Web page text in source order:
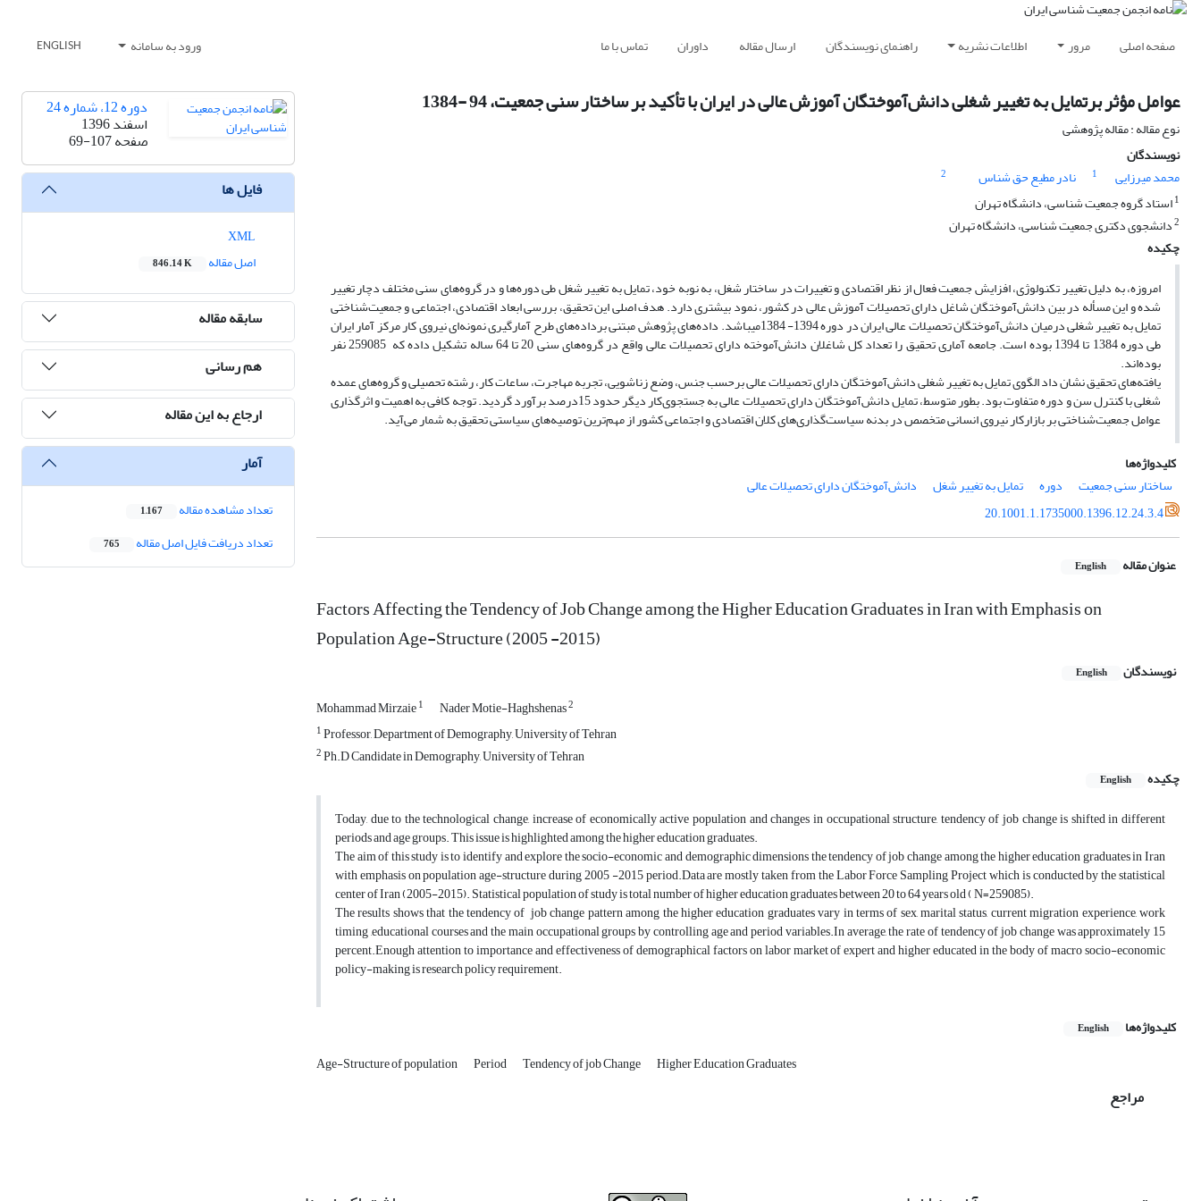
صفحه اصلی مرور اطلاعات نشریه راهنمای نویسندگان ارسال مقاله داوران تماس با ما ورود به سامانه ENGLISH
عوامل مؤثر برتمایل به تغییر شغلی دانش‌آموختگان آموزش عالی در ایران با تأکید بر ساختار سنی جمعیت، 94 -1384
نوع مقاله : مقاله پژوهشی
نویسندگان
محمد میرزایی
1 نادر مطیع حق شناس
2
1استاد گروه جمعیت شناسی، دانشگاه تهران
2دانشجوی دکتری جمعیت شناسی، دانشگاه تهران
چکیده
امروزه، به دلیل تغییر تکنولوژی، افزایش جمعیت فعال از نظر اقتصادی و تغییرات در ساختار شغل، به نوبه خود، تمایل به تغییر شغل طی دوره‌ها و در گروه‌های سنی مختلف دچار تغییر
شده و این مسأله در بین دانش‌آموختگان شاغل دارای تحصیلات آموزش عالی در کشور، نمود بیشتری دارد. هدف اصلی این تحقیق، بررسی ابعاد اقتصادی، اجتماعی و جمعیت‌شناختی
تمایل به تغییر شغلی درمیان دانش‌آموختگان تحصیلات عالی ایران در دوره 1394- 1384می­باشد. داده‌های پژوهش مبتنی برداده‌های طرح آمارگیری نمونه‌ای نیروی‌ کار مرکز آمار ایران
طی دوره 1384 تا 1394 بوده است. جامعه آماری تحقیق را تعداد کل شاغلان دانش‌آموخته دارای تحصیلات عالی واقع در گروه‌های سنی 20 تا 64 ساله تشکیل داده که 259085 نفر
بوده‌اند.
یافته‌های تحقیق نشان داد الگوی تمایل به تغییر شغلی دانش‌آموختگان دارای تحصیلات عالی برحسب جنس، وضع زناشویی، تجربه مهاجرت، ساعات کار، رشته تحصیلی و گروه‌های عمده
شغلی با کنترل سن و دوره متفاوت بود. بطور متوسط، تمایل دانش‌آموختگان دارای تحصیلات عالی به جستجوی‌کار دیگر حدود 15درصد برآورد گردید. توجه کافی به اهمیت و اثرگذاری
عوامل جمعیت‌شناختی بر بازارکار نیروی انسانی متخصص در بدنه سیاست‌گذاری‌های کلان اقتصادی و اجتماعی کشور از مهم‌ترین توصیه‌های سیاستی تحقیق به شمار می‌آید.
کلیدواژه‌ها
ساختار سنی جمعیت
دوره تمایل به تغییر شغل
دانش‌آموختگان دارای تحصیلات عالی
20.1001.1.1735000.1396.12.24.3.4
عنوان مقاله English
Factors Affecting the Tendency of Job Change among the Higher Education Graduates in Iran with Emphasis on
Population Age-Structure (2005 -2015)
نویسندگان English
Mohammad Mirzaie1 Nader Motie-Haghshenas2
1Professor, Department of Demography, University of Tehran
2Ph.D Candidate in Demography, University of Tehran
چکیده
English
Today, due to the technological change, increase of economically active population and changes in occupational structure, tendency of job change is shifted in different
periods and age groups. This issue is highlighted among the higher education graduates.
The aim of this study is to identify and explore the socio-economic and demographic dimensions the tendency of job change among the higher education graduates in Iran
with emphasis on population age-structure during 2005 -2015 period.Data are mostly taken from the Labor Force Sampling Project which is conducted by the statistical
center of Iran (2005-2015). Statistical population of study is total number of higher education graduates between 20 to 64 years old ( N=259085).
The results shows that the tendency of job change pattern among the higher education graduates vary in terms of sex, marital status, current migration experience, work
timing ,educational courses and the main occupational groups by controlling age and period variables.In average, the rate of tendency of job change was approximately 15
percent.Enough attention to importance and effectiveness of demographical factors on labor market of expert and higher educated in the body of macro socio-economic
policy-making is research policy requirement.
کلیدواژه‌ها English
Age-Structure of population Period Tendency of job Change Higher Education Graduates
مراجع
دوره 12، شماره 24
اسفند 1396
صفحه69-107
فایل ها
اصل مقاله
846.14 K
سابقه مقاله
هم رسانی
ارجاع به این مقاله
آمار
تعداد مشاهده مقاله 1,167
تعداد دریافت فایل اصل مقاله 765